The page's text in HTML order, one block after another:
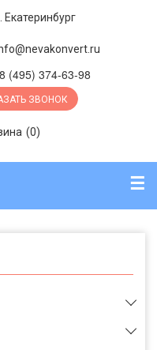
Екатеринбург
8 (495) 374-63-98
ЗВОНОК
(0)
☰